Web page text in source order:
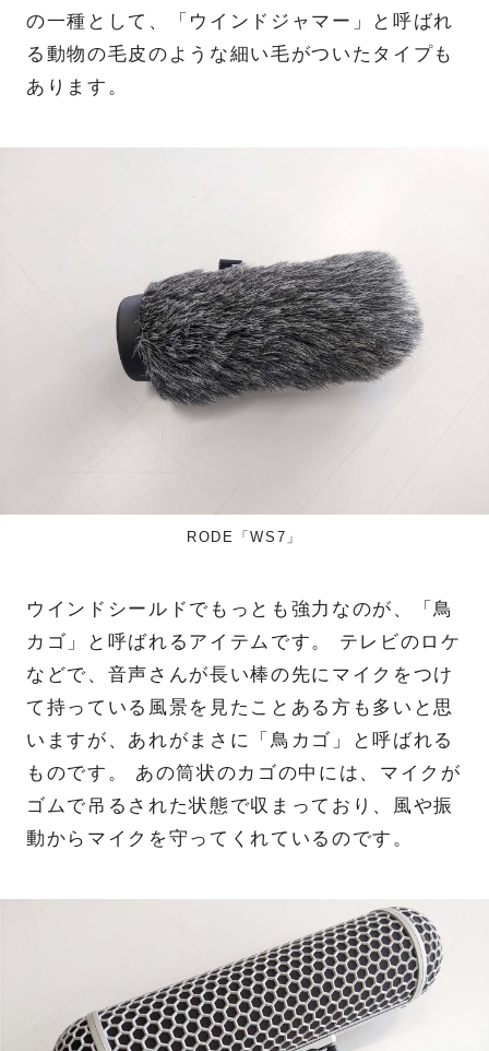
の一種として、「ウインドジャマー」と呼ばれ
る動物の毛皮のような細い毛がついたタイプも
あります。
RODE「WS7」
ウインドシールドでもっとも強力なのが、「鳥
カゴ」と呼ばれるアイテムです。 テレビのロケ
などで、音声さんが長い棒の先にマイクをつけ
て持っている風景を見たことある方も多いと思
いますが、あれがまさに「鳥カゴ」と呼ばれる
ものです。 あの筒状のカゴの中には、マイクが
ゴムで吊るされた状態で収まっており、風や振
動からマイクを守ってくれているのです。